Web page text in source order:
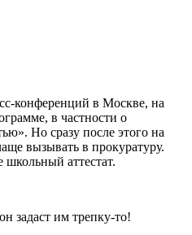
конференций в Москве, на
в частности о
Но сразу после этого на
вызывать в прокуратуру.
школьный аттестат.
задаст им трепку-то!